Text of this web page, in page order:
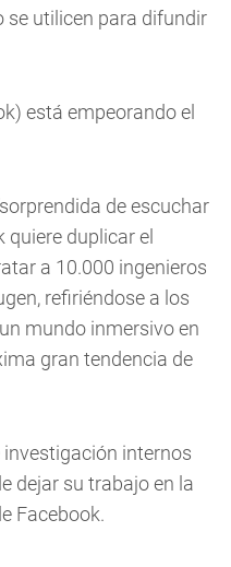
se utilicen para difundir
está empeorando el
de escuchar
quiere duplicar el
a 10.000 ingenieros
refiriéndose a los
mundo inmersivo en
gran tendencia de
internos
dejar su trabajo en la
Facebook.